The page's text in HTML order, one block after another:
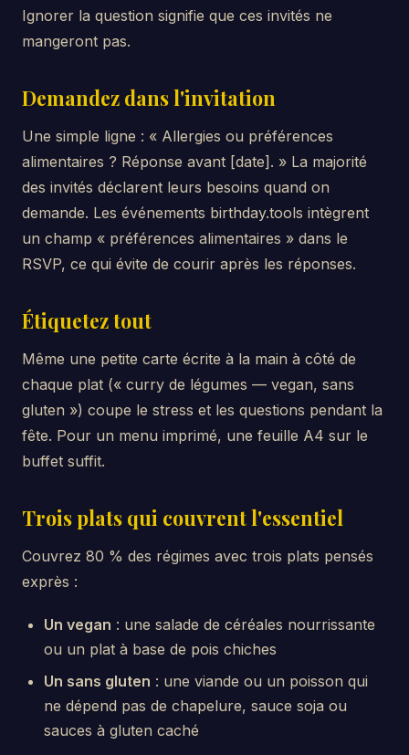
Ignorer la question signifie que ces invités ne
mangeront pas.
Demandez dans l'invitation
Une simple ligne : « Allergies ou préférences
alimentaires ? Réponse avant [date]. » La majorité
des invités déclarent leurs besoins quand on
demande. Les événements birthday.tools intègrent
un champ « préférences alimentaires » dans le
RSVP, ce qui évite de courir après les réponses.
Étiquetez tout
Même une petite carte écrite à la main à côté de
chaque plat (« curry de légumes — vegan, sans
gluten ») coupe le stress et les questions pendant la
fête. Pour un menu imprimé, une feuille A4 sur le
buffet suffit.
Trois plats qui couvrent l'essentiel
Couvrez 80 % des régimes avec trois plats pensés
exprès :
Un vegan : une salade de céréales nourrissante
ou un plat à base de pois chiches
Un sans gluten : une viande ou un poisson qui
ne dépend pas de chapelure, sauce soja ou
sauces à gluten caché